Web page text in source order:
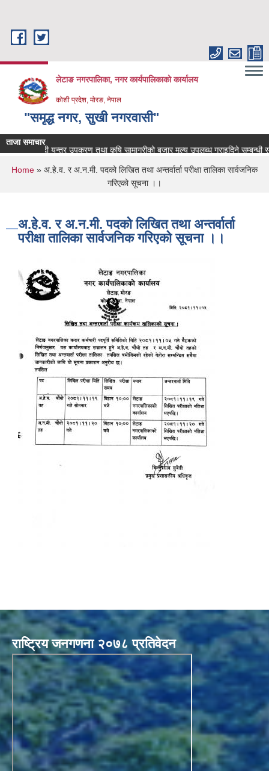
लेटाङ नगरपालिका, नगर कार्यपालिकाको कार्यालय
कोशी प्रदेश, मोरङ, नेपाल
"समृद्ध नगर, सुखी नगरवासी"
ताजा समाचार
विषादी यन्त्र उपकरण तथा कृषि सामाग्रीको बजार मुल्य उपलब्ध गराइदिने सम्बन्धी सूचना
You are here
Home » अ.हे.व. र अ.न.मी. पदको लिखित तथा अन्तर्वार्ता परीक्षा तालिका सार्वजनिक
गरिएको सूचना ।।
अ.हे.व. र अ.न.मी. पदको लिखित तथा अन्तर्वार्ता
परीक्षा तालिका सार्वजनिक गरिएको सूचना ।।
राष्ट्रिय जनगणना २०७८ प्रतिवेदन